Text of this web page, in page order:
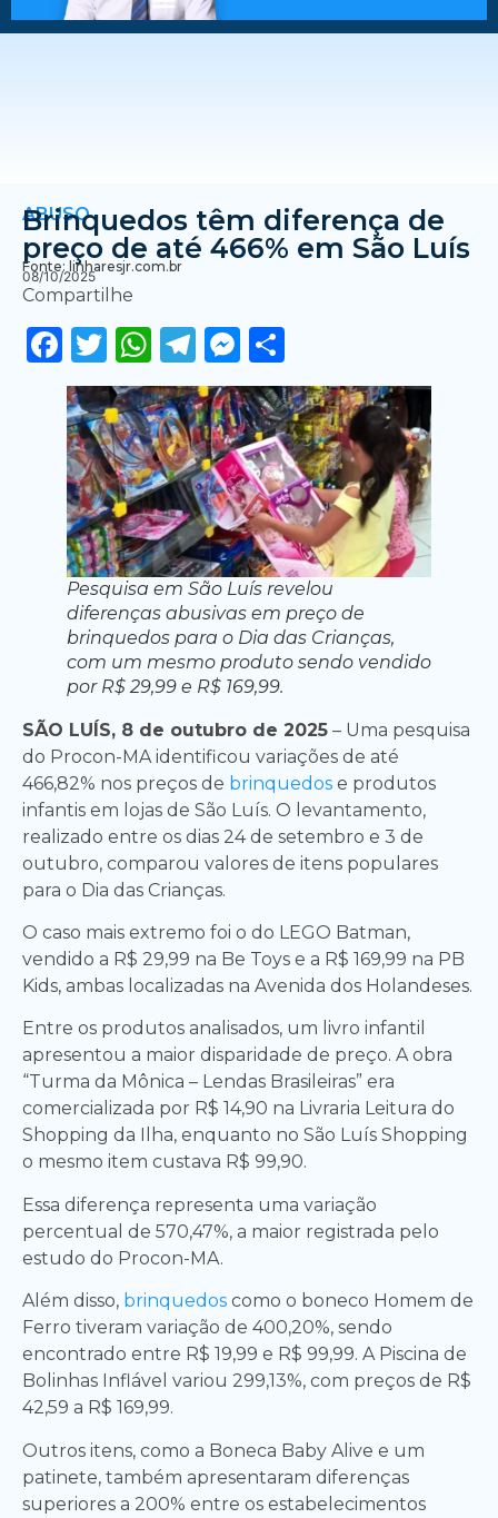
ABUSO
Brinquedos têm diferença de
preço de até 466% em São Luís
Fonte: linharesjr.com.br
08/10/2025
Compartilhe
Facebook
Twitter
WhatsApp
Telegram
Messenger
Pesquisa em São Luís revelou
diferenças abusivas em preço de
brinquedos para o Dia das Crianças,
com um mesmo produto sendo vendido
por R$ 29,99 e R$ 169,99.
SÃO LUÍS, 8 de outubro de 2025 – Uma pesquisa
do Procon-MA identificou variações de até
466,82% nos preços de brinquedos e produtos
infantis em lojas de São Luís. O levantamento,
realizado entre os dias 24 de setembro e 3 de
outubro, comparou valores de itens populares
para o Dia das Crianças.
O caso mais extremo foi o do LEGO Batman,
vendido a R$ 29,99 na Be Toys e a R$ 169,99 na PB
Kids, ambas localizadas na Avenida dos Holandeses.
Entre os produtos analisados, um livro infantil
apresentou a maior disparidade de preço. A obra
“Turma da Mônica – Lendas Brasileiras” era
comercializada por R$ 14,90 na Livraria Leitura do
Shopping da Ilha, enquanto no São Luís Shopping
o mesmo item custava R$ 99,90.
Essa diferença representa uma variação
percentual de 570,47%, a maior registrada pelo
estudo do Procon-MA.
Além disso, brinquedos como o boneco Homem de
Ferro tiveram variação de 400,20%, sendo
encontrado entre R$ 19,99 e R$ 99,99. A Piscina de
Bolinhas Inflável variou 299,13%, com preços de R$
42,59 a R$ 169,99.
Outros itens, como a Boneca Baby Alive e um
patinete, também apresentaram diferenças
superiores a 200% entre os estabelecimentos